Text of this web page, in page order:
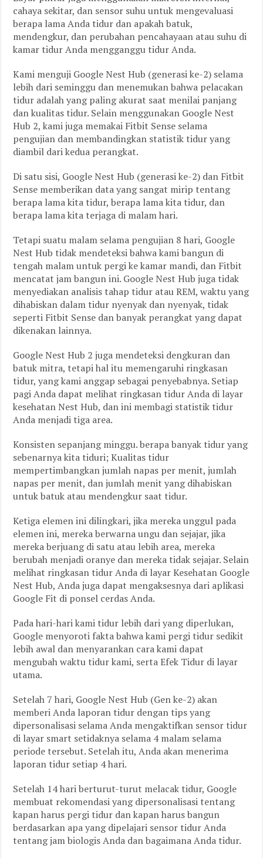
cahaya sekitar, dan sensor suhu untuk mengevaluasi
berapa lama Anda tidur dan apakah batuk,
mendengkur, dan perubahan pencahayaan atau suhu di
kamar tidur Anda mengganggu tidur Anda.
Kami menguji Google Nest Hub (generasi ke-2) selama
lebih dari seminggu dan menemukan bahwa pelacakan
tidur adalah yang paling akurat saat menilai panjang
dan kualitas tidur. Selain menggunakan Google Nest
Hub 2, kami juga memakai Fitbit Sense selama
pengujian dan membandingkan statistik tidur yang
diambil dari kedua perangkat.
Di satu sisi, Google Nest Hub (generasi ke-2) dan Fitbit
Sense memberikan data yang sangat mirip tentang
berapa lama kita tidur, berapa lama kita tidur, dan
berapa lama kita terjaga di malam hari.
Tetapi suatu malam selama pengujian 8 hari, Google
Nest Hub tidak mendeteksi bahwa kami bangun di
tengah malam untuk pergi ke kamar mandi, dan Fitbit
mencatat jam bangun ini. Google Nest Hub juga tidak
menyediakan analisis tahap tidur atau REM, waktu yang
dihabiskan dalam tidur nyenyak dan nyenyak, tidak
seperti Fitbit Sense dan banyak perangkat yang dapat
dikenakan lainnya.
Google Nest Hub 2 juga mendeteksi dengkuran dan
batuk mitra, tetapi hal itu memengaruhi ringkasan
tidur, yang kami anggap sebagai penyebabnya. Setiap
pagi Anda dapat melihat ringkasan tidur Anda di layar
kesehatan Nest Hub, dan ini membagi statistik tidur
Anda menjadi tiga area.
Konsisten sepanjang minggu. berapa banyak tidur yang
sebenarnya kita tiduri; Kualitas tidur
mempertimbangkan jumlah napas per menit, jumlah
napas per menit, dan jumlah menit yang dihabiskan
untuk batuk atau mendengkur saat tidur.
Ketiga elemen ini dilingkari, jika mereka unggul pada
elemen ini, mereka berwarna ungu dan sejajar, jika
mereka berjuang di satu atau lebih area, mereka
berubah menjadi oranye dan mereka tidak sejajar. Selain
melihat ringkasan tidur Anda di layar Kesehatan Google
Nest Hub, Anda juga dapat mengaksesnya dari aplikasi
Google Fit di ponsel cerdas Anda.
Pada hari-hari kami tidur lebih dari yang diperlukan,
Google menyoroti fakta bahwa kami pergi tidur sedikit
lebih awal dan menyarankan cara kami dapat
mengubah waktu tidur kami, serta Efek Tidur di layar
utama.
Setelah 7 hari, Google Nest Hub (Gen ke-2) akan
memberi Anda laporan tidur dengan tips yang
dipersonalisasi selama Anda mengaktifkan sensor tidur
di layar smart setidaknya selama 4 malam selama
periode tersebut. Setelah itu, Anda akan menerima
laporan tidur setiap 4 hari.
Setelah 14 hari berturut-turut melacak tidur, Google
membuat rekomendasi yang dipersonalisasi tentang
kapan harus pergi tidur dan kapan harus bangun
berdasarkan apa yang dipelajari sensor tidur Anda
tentang jam biologis Anda dan bagaimana Anda tidur.